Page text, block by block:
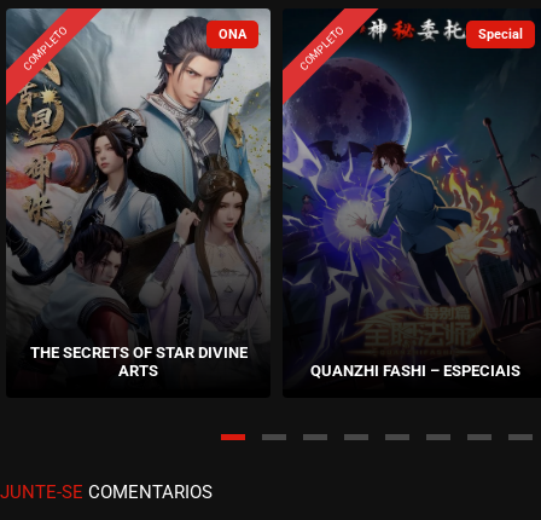
ASSISTIDO
ASSISTIDO
EPISÓDIO 08
julho 08, 2023
ASSISTIDO
EPISÓDIO 07
julho 08, 2023
EPISÓDIO 06
julho 08, 2023
COMPLETO
THE SECRETS OF STAR DIVINE
ARTS
COMPLETO
QUANZHI FASHI – ESPECIAIS
JUNTE-SE COMENTARIOS